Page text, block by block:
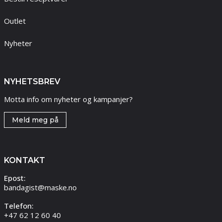
Outlet
Nyheter
NYHETSBREV
Motta info om nyheter og kampanjer?
Meld meg på
KONTAKT
Epost:
bandagist@maske.no
Telefon:
+47 62 12 60 40